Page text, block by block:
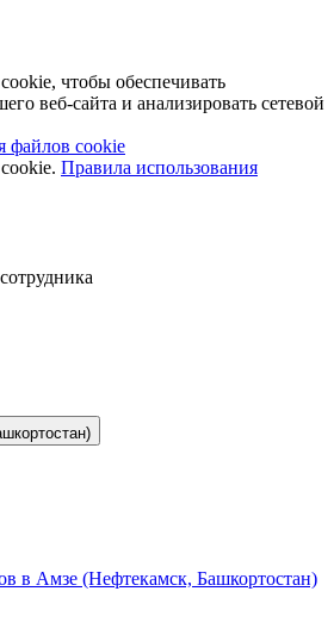
чтобы обеспечивать
веб-сайта и анализировать сетевой
файлов cookie
Правила использования
в Амзе (Нефтекамск, Башкортостан)